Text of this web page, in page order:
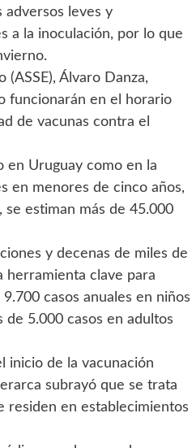
adversos leves y
a la inoculación, por lo que
Álvaro Danza,
funcionarán en el horario
de vacunas contra el
en Uruguay como en la
en menores de cinco años,
se estiman más de 45.000
y decenas de miles de
herramienta clave para
casos anuales en niños
de 5.000 casos en adultos
inicio de la vacunación
subrayó que se trata
residen en establecimientos